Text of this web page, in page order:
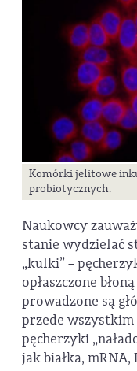
Komórki jelitowe
probiotycznych.
Naukowcy
stanie wydzielać
„kulki” –
opłaszczone
prowadzone są
przede
pęcherzyki
jak białka,